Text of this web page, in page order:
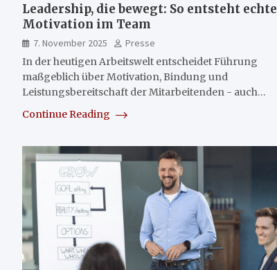
Leadership, die bewegt: So entsteht echte
Motivation im Team
7. November 2025
Presse
In der heutigen Arbeitswelt entscheidet Führung
maßgeblich über Motivation, Bindung und
Leistungsbereitschaft der Mitarbeitenden - auch…
Continue Reading